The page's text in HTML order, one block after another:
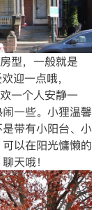
型，一般就是
迎一点哦，
一个人安静一
一些。小狸温馨
带有小阳台、小
以在阳光慵懒的
天哦！